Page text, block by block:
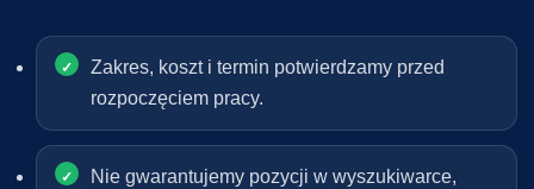
Zakres, koszt i termin potwierdzamy przed
rozpoczęciem pracy.
Nie gwarantujemy pozycji w wyszukiwarce,